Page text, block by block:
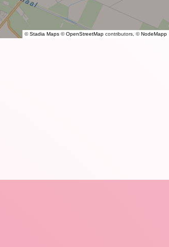
©Stadia Maps ©OpenStreetMap contributors, ©NodeMapp